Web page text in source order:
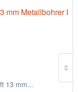
13 mm...